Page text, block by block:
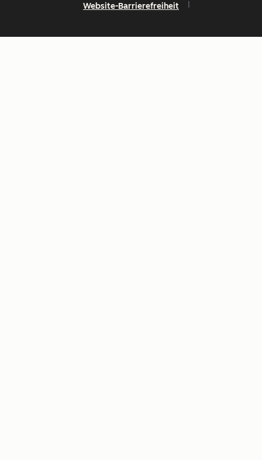
Website-Barrierefreiheit